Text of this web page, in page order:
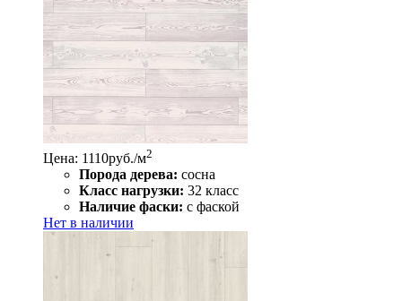
Цена: 1110руб./м2
Порода дерева: сосна
Класс нагрузки: 32 класс
Наличие фаски: с фаской
Нет в наличии